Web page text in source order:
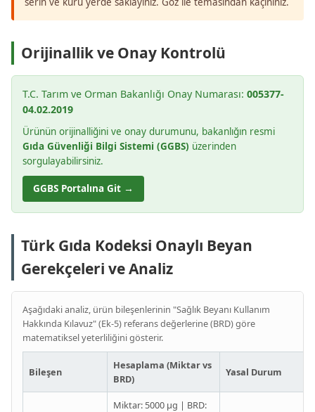
Orijinallik ve Onay Kontrolü
T.C. Tarım ve Orman Bakanlığı Onay Numarası: 005377-
04.02.2019
Ürünün orijinalliğini ve onay durumunu, bakanlığın resmi
Gıda Güvenliği Bilgi Sistemi (GGBS) üzerinden
sorgulayabilirsiniz.
GGBS Portalına Git →
Türk Gıda Kodeksi Onaylı Beyan
Gerekçeleri ve Analiz
Aşağıdaki analiz, ürün bileşenlerinin "Sağlık Beyanı Kullanım
Hakkında Kılavuz" (Ek-5) referans değerlerine (BRD) göre
matematiksel yeterliliğini gösterir.
Bileşen
Hesaplama (Miktar vs
BRD)
Yasal Durum
Miktar: 5000 µg | BRD: